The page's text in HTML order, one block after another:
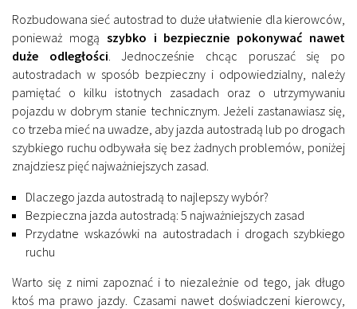
Rozbudowana sieć autostrad to duże ułatwienie dla kierowców,
ponieważ mogą szybko i bezpiecznie pokonywać nawet
duże odległości . Jednocześnie chcąc poruszać się po
autostradach w sposób bezpieczny i odpowiedzialny, należy
pamiętać o kilku istotnych zasadach oraz o utrzymywaniu
pojazdu w dobrym stanie technicznym. Jeżeli zastanawiasz się,
co trzeba mieć na uwadze, aby jazda autostradą lub po drogach
szybkiego ruchu odbywała się bez żadnych problemów, poniżej
znajdziesz pięć najważniejszych zasad.
Dlaczego jazda autostradą to najlepszy wybór?
Bezpieczna jazda autostradą: 5 najważniejszych zasad
Przydatne wskazówki na autostradach i drogach szybkiego
ruchu
Warto się z nimi zapoznać i to niezależnie od tego, jak długo
ktoś ma prawo jazdy. Czasami nawet doświadczeni kierowcy,